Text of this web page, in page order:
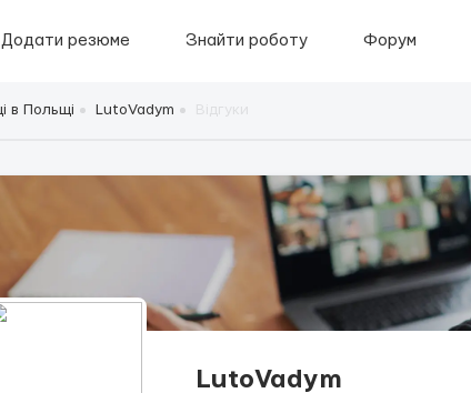
Додати резюме Знайти роботу Форум
в Польщі LutoVadym
LutoVadym